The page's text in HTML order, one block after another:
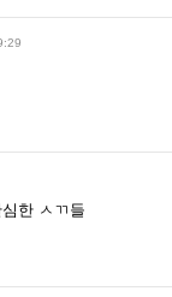
한 ㅅㄲ들